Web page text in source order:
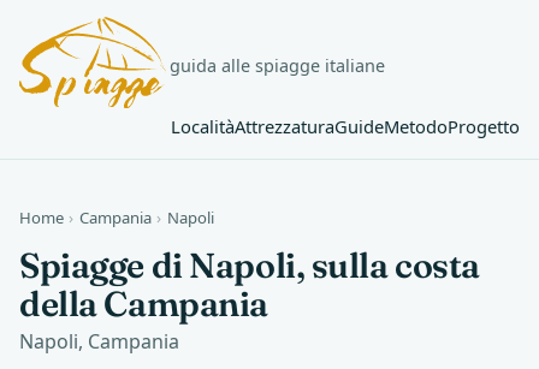
guida alle spiagge italiane
LocalitàAttrezzaturaGuideMetodoProgetto
Home › Campania › Napoli
Spiagge di Napoli, sulla costa
della Campania
Napoli, Campania